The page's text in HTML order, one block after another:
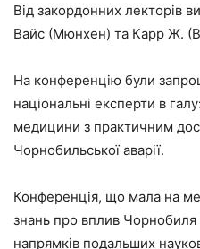
Від закордонних лекторів
Вайс (Мюнхен) та Карр Ж.
На конференцію були
національні експерти в
медицини з практичним
Чорнобильської аварії.
Конференція, що мала на
знань про вплив Чорнобиля
напрямків подальших